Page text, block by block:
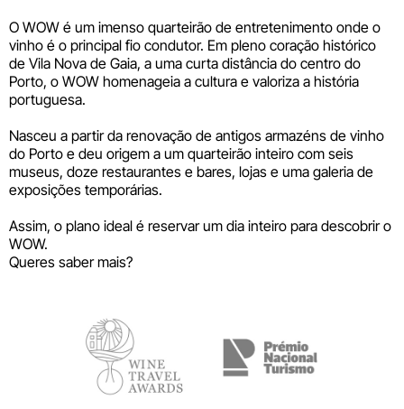
O WOW é um imenso quarteirão de entretenimento onde o
vinho é o principal fio condutor. Em pleno coração histórico
de Vila Nova de Gaia, a uma curta distância do centro do
Porto, o WOW homenageia a cultura e valoriza a história
portuguesa.
Nasceu a partir da renovação de antigos armazéns de vinho
do Porto e deu origem a um quarteirão inteiro com seis
museus, doze restaurantes e bares, lojas e uma galeria de
exposições temporárias.
Assim, o plano ideal é reservar um dia inteiro para descobrir o
WOW.
Queres saber mais?